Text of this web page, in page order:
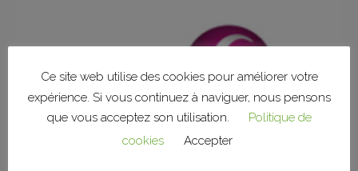
Ce site web utilise des cookies pour améliorer votre
expérience. Si vous continuez à naviguer, nous pensons
que vous acceptez son utilisation.
Politique de
cookies
Accepter